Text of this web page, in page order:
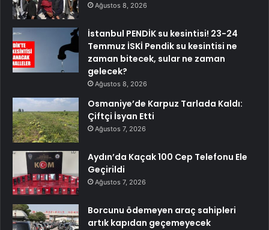
Ağustos 8, 2026
İstanbul PENDİK su kesintisi! 23-24
Temmuz İSKİ Pendik su kesintisi ne
zaman bitecek, sular ne zaman
gelecek?
Ağustos 8, 2026
Osmaniye’de Karpuz Tarlada Kaldı:
Çiftçi İsyan Etti
Ağustos 7, 2026
Aydın’da Kaçak 100 Cep Telefonu Ele
Geçirildi
Ağustos 7, 2026
Borcunu ödemeyen araç sahipleri
artık kapıdan geçemeyecek